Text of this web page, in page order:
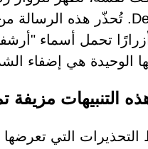
تحمل أسماء
الوحيدة هي إضفاء
التنبيهات مزيفة
التحذيرات التي